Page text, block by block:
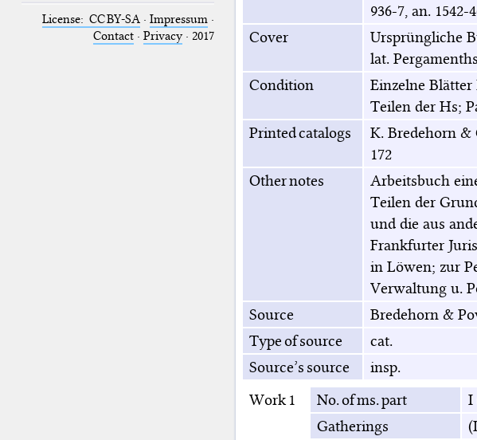
License: CC BY-SA· Impressum·
Contact· Privacy· 2017
936-7, an. 1542-
Cover
Ursprüngliche
lat.
Condition
Einzelne
Teilen der Hs;
Printed catalogs
K. Bredehorn &
172
Other notes
Arbeitsbuch
Teilen der
und die aus
Frankfurter
in Löwen; zur
Verwaltung u.
Source
Bredehorn &
Type of source
cat.
Source’s source
insp.
Work 1
No. of ms. part
I
Gatherings